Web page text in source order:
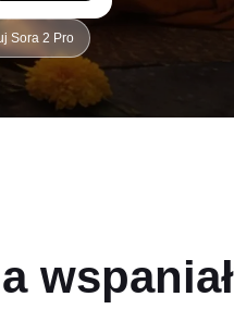
Sora 2 Pro